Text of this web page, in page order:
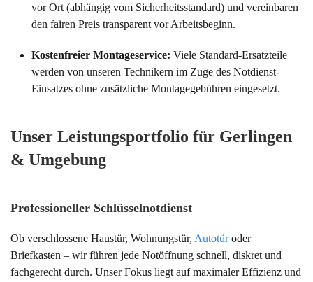
vor Ort (abhängig vom Sicherheitsstandard) und vereinbaren
den fairen Preis transparent vor Arbeitsbeginn.
Kostenfreier Montageservice: Viele Standard-Ersatzteile
werden von unseren Technikern im Zuge des Notdienst-
Einsatzes ohne zusätzliche Montagegebühren eingesetzt.
Unser Leistungsportfolio für Gerlingen
& Umgebung
Professioneller Schlüsselnotdienst
Ob verschlossene Haustür, Wohnungstür, Autotüroder
Briefkasten – wir führen jede Notöffnung schnell, diskret und
fachgerecht durch. Unser Fokus liegt auf maximaler Effizienz und